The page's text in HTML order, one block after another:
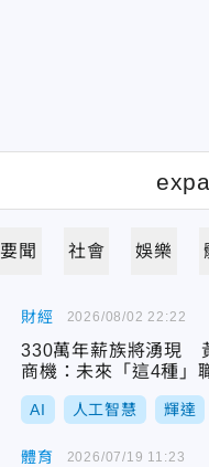
要聞 社會 娛樂
財經
330萬年薪族將湧現
商機：未來「這4種」
AI 人工智慧 輝達
2026/08/02 22:22
體育 2026/07/19 11:23